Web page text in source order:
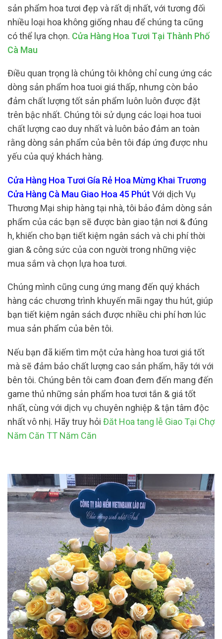
sản phẩm hoa tươi đẹp và rất dị nhất, với tương đối
nhiều loại hoa không giống nhau để chúng ta cũng
có thể lựa chọn. Cửa Hàng Hoa Tươi Tại Thành Phố
Cà Mau
Điều quan trọng là chúng tôi không chỉ cung ứng các
dòng sản phẩm hoa tuoi giá thấp, nhưng còn bảo
đảm chất lượng tốt sản phẩm luôn luôn được đặt
trên bậc nhất. Chúng tôi sử dụng các loại hoa tuoi
chất lượng cao duy nhất và luôn bảo đảm an toàn
rằng dòng sản phẩm của bên tôi đáp ứng được nhu
yếu của quý khách hàng.
Cửa Hàng Hoa Tươi Gía Rẻ Hoa Mừng Khai Trương
Cửa Hàng Cà Mau Giao Hoa 45 Phút Với dịch Vụ
Thương Mại ship hàng tại nhà, tôi bảo đảm dòng sản
phẩm của các bạn sẽ được bàn giao tận nơi & đúng
h, khiến cho bạn tiết kiệm ngân sách và chi phí thời
gian & công sức của con người trong những việc
mua sắm và chọn lựa hoa tươi.
Chúng mình cũng cung ứng mang đến quý khách
hàng các chương trình khuyến mãi ngay thu hút, giúp
bạn tiết kiệm ngân sách được nhiều chi phí hơn lúc
mua sản phẩm của bên tôi.
Nếu bạn đã kiếm tìm một cửa hàng hoa tươi giá tốt
mà sẽ đảm bảo chất lượng cao sản phẩm, hãy tới với
bên tôi. Chúng bên tôi cam đoan đem đến mang đến
game thủ những sản phẩm hoa tươi tắn & giá tốt
nhất, cùng với dịch vụ chuyên nghiệp & tận tâm độc
nhất vô nhị. Hãy truy hỏi Đăt Hoa tang lễ Giao Tại Chợ
Năm Căn TT Năm Căn